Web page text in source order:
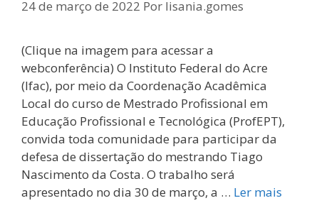
24 de março de 2022 Por lisania.gomes
(Clique na imagem para acessar a
webconferência) O Instituto Federal do Acre
(Ifac), por meio da Coordenação Acadêmica
Local do curso de Mestrado Profissional em
Educação Profissional e Tecnológica (ProfEPT),
convida toda comunidade para participar da
defesa de dissertação do mestrando Tiago
Nascimento da Costa. O trabalho será
apresentado no dia 30 de março, a … Ler mais